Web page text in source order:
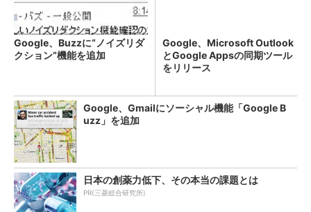
Google、Buzzに“ノイズリダ
クション”機能を追加
Google、Microsoft Outlook
とGoogle Appsの同期ツール
をリリース
Google、Gmailにソーシャル機能「Google B
uzz」を追加
日本の創薬力低下、その本当の課題とは
PR(三菱総合研究所)